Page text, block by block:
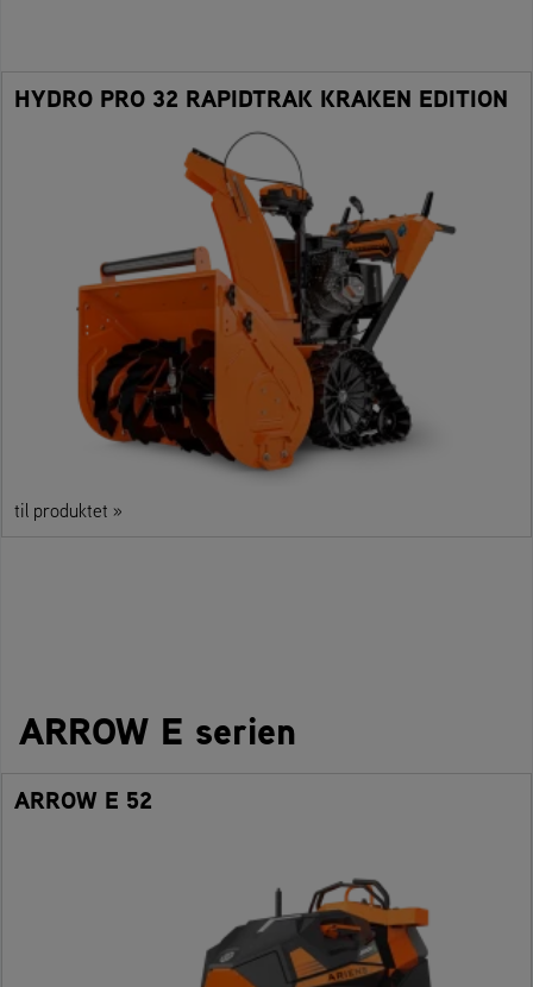
HYDRO PRO 32 RAPIDTRAK KRAKEN EDITION
til produktet »
ARROW E serien
ARROW E 52